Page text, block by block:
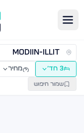
דירות למכירה
3 חד׳ מחיר
שמור חיפוש